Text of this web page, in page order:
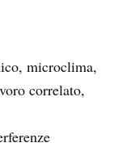
microclima,
correlato,